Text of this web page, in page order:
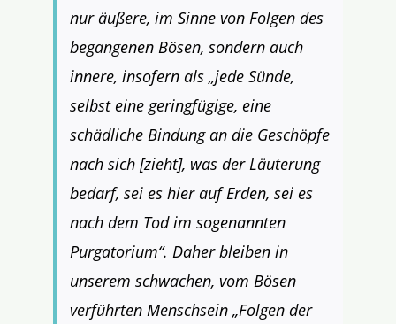
nur äußere, im Sinne von Folgen des
begangenen Bösen, sondern auch
innere, insofern als „jede Sünde,
selbst eine geringfügige, eine
schädliche Bindung an die Geschöpfe
nach sich [zieht], was der Läuterung
bedarf, sei es hier auf Erden, sei es
nach dem Tod im sogenannten
Purgatorium“. Daher bleiben in
unserem schwachen, vom Bösen
verführten Menschsein „Folgen der